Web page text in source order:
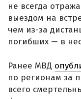
не всегда
выездом на
чем из-за
погибших — в
Ранее МВД
по регионам за
всего